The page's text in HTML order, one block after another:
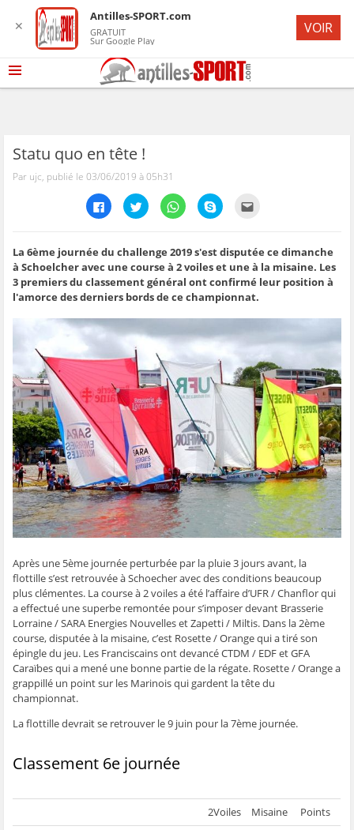
Statu quo en tête !
Par ujc, publié le 03/06/2019 à 05h31
C
l
e
z
p
o
u
r
a
r
e
u
r
a
e
b
o
o
k
(
o
u
v
r
e
n
s
u
n
e
n
o
u
v
e
l
l
f
t
C
l
e
z
p
o
u
r
a
t
r
s
u
r
T
i
t
t
e
r
(
o
u
v
r
e
d
s
n
e
n
o
u
v
e
l
l
e
e
r
C
l
e
z
p
o
u
r
a
t
a
e
r
s
u
r
W
h
a
t
s
p
p
(
o
u
v
r
e
n
s
u
n
e
n
o
u
v
e
l
l
f
t
C
l
e
z
p
o
u
r
a
t
a
g
e
r
s
u
r
(
o
u
v
e
d
n
n
n
o
u
v
e
l
e
f
e
ê
)
e
z
p
o
u
r
n
y
r
p
a
r
e
-
m
a
i
l
à
u
n
a
m
(
o
u
e
a
n
s
u
n
e
n
o
u
v
l
e
n
La 6ème journée du challenge 2019 s'est disputée ce dimanche
à Schoelcher avec une course à 2 voiles et une à la misaine. Les
3 premiers du classement général ont confirmé leur position à
l'amorce des derniers bords de ce championnat.
Après une 5ème journée perturbée par la pluie 3 jours avant, la
flottille s’est retrouvée à Schoecher avec des conditions beaucoup
plus clémentes. La course à 2 voiles a été l’affaire d’UFR / Chanflor qui
a effectué une superbe remontée pour s’imposer devant Brasserie
Lorraine / SARA Energies Nouvelles et Zapetti / Miltis. Dans la 2ème
course, disputée à la misaine, c’est Rosette / Orange qui a tiré son
épingle du jeu. Les Franciscains ont devancé CTDM / EDF et GFA
Caraïbes qui a mené une bonne partie de la régate. Rosette / Orange a
grappillé un point sur les Marinois qui gardent la tête du
championnat.
La flottille devrait se retrouver le 9 juin pour la 7ème journée.
Classement 6e journée
2Voiles Misaine
Points
✕
Antilles-SPORT.com
GRATUIT
Sur Google Play
VOIR